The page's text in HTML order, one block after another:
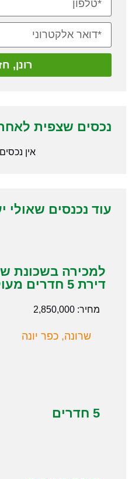
רונן,
נכסים שצפית
אין
עוד נכנסים שאולי
למכירה בשכונת
דירת 5 חדרים מעולה
מחיר: 2,850,000
שרונה, כפר יונה
5 חדרים